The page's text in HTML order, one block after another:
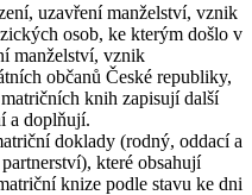
uzavření manželství, vznik
osob, ke kterým došlo v
manželství, vznik
občanů České republiky,
knih zapisují další
a doplňují.
doklady (rodný, oddací a
které obsahují
knize podle stavu ke dni